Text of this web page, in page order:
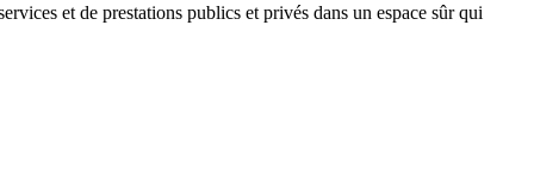
et de prestations publics et privés dans un espace sûr qui